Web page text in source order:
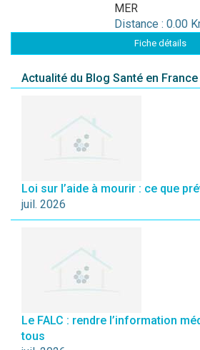
MER
Distance : 0.00
Fiche détails
Actualité du Blog Santé en France
Loi sur l’aide à mourir : ce que
juil. 2026
Le FALC : rendre l’information
tous